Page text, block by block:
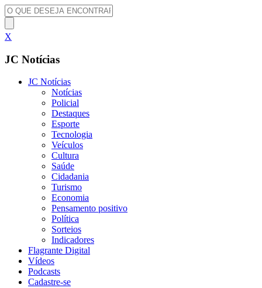
X
JC Notícias
JC Notícias
Notícias
Policial
Destaques
Esporte
Tecnologia
Veículos
Cultura
Saúde
Cidadania
Turismo
Economia
Pensamento positivo
Política
Sorteios
Indicadores
Flagrante Digital
Vídeos
Podcasts
Cadastre-se